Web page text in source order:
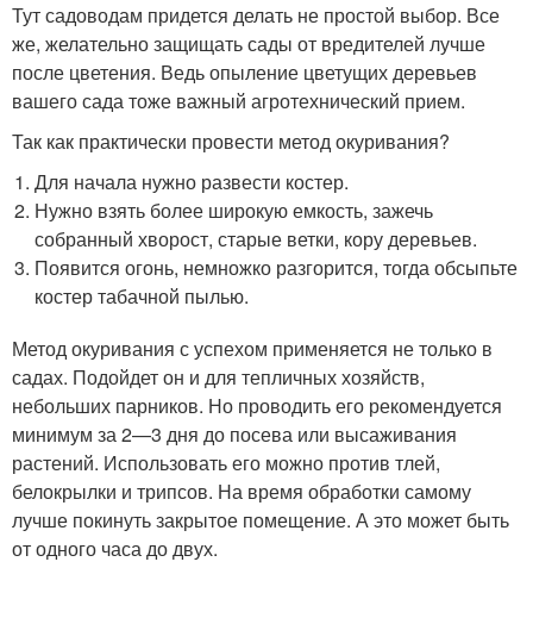
Тут садоводам придется делать не простой выбор. Все
же, желательно защищать сады от вредителей лучше
после цветения. Ведь опыление цветущих деревьев
вашего сада тоже важный агротехнический прием.
Так как практически провести метод окуривания?
Для начала нужно развести костер.
Нужно взять более широкую емкость, зажечь
собранный хворост, старые ветки, кору деревьев.
Появится огонь, немножко разгорится, тогда обсыпьте
костер табачной пылью.
Метод окуривания с успехом применяется не только в
садах. Подойдет он и для тепличных хозяйств,
небольших парников. Но проводить его рекомендуется
минимум за 2—3 дня до посева или высаживания
растений. Использовать его можно против тлей,
белокрылки и трипсов. На время обработки самому
лучше покинуть закрытое помещение. А это может быть
от одного часа до двух.